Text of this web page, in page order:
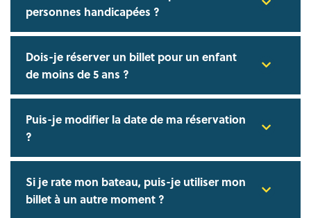
personnes handicapées ?
Dois-je réserver un billet pour un enfant
de moins de 5 ans ?
Puis-je modifier la date de ma réservation
?
Si je rate mon bateau, puis-je utiliser mon
billet à un autre moment ?